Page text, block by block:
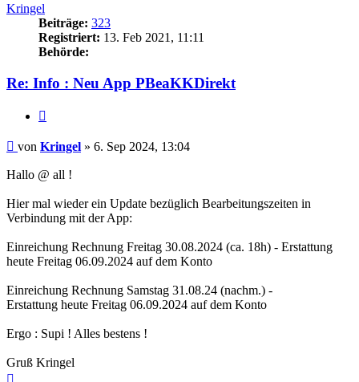
Kringel
Beiträge: 323
Registriert: 13. Feb 2021, 11:11
Behörde:
Re: Info : Neu App PBeaKKDirekt
Beitrag
von Kringel » 6. Sep 2024, 13:04
Hallo @ all !
Hier mal wieder ein Update bezüglich Bearbeitungszeiten in
Verbindung mit der App:
Einreichung Rechnung Freitag 30.08.2024 (ca. 18h) - Erstattung
heute Freitag 06.09.2024 auf dem Konto
Einreichung Rechnung Samstag 31.08.24 (nachm.) -
Erstattung heute Freitag 06.09.2024 auf dem Konto
Ergo : Supi ! Alles bestens !
Gruß Kringel